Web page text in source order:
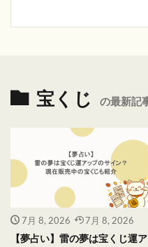
宝くじ の最新記
7月 8, 2026 7月 8, 2026
【夢占い】雷の夢は宝くじ運ア